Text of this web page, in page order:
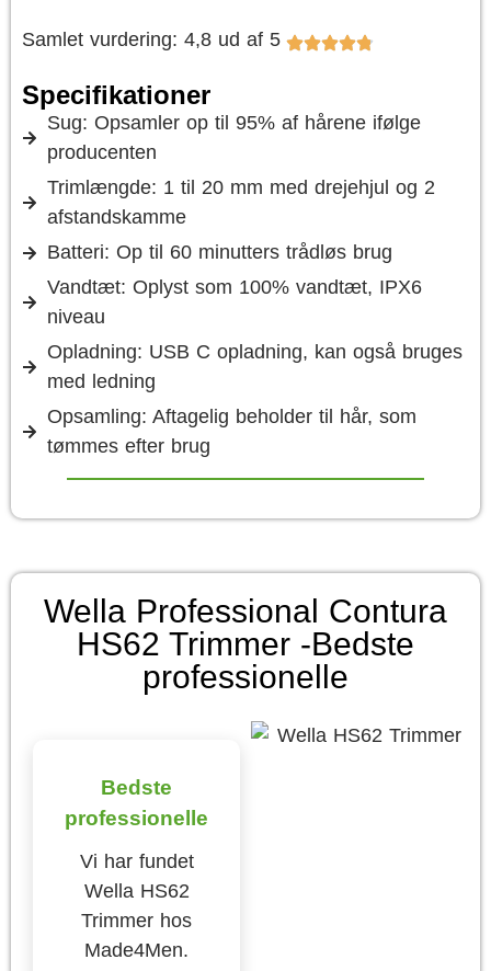
Samlet vurdering: 4,8 ud af 5
Specifikationer
Sug: Opsamler op til 95% af hårene ifølge
producenten
Trimlængde: 1 til 20 mm med drejehjul og 2
afstandskamme
Batteri: Op til 60 minutters trådløs brug
Vandtæt: Oplyst som 100% vandtæt, IPX6
niveau
Opladning: USB C opladning, kan også bruges
med ledning
Opsamling: Aftagelig beholder til hår, som
tømmes efter brug
Wella Professional Contura
HS62 Trimmer -Bedste
professionelle
Bedste
professionelle
Vi har fundet
Wella HS62
Trimmer hos
Made4Men.